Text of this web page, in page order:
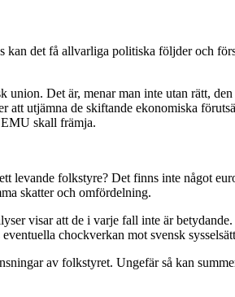
det få allvarliga politiska följder och
Det är, menar man inte utan rätt,
att utjämna de skiftande ekonomiska
EMU skall främja.
levande folkstyre? Det finns inte något
skatter och omfördelning.
visar att de i varje fall inte är
chockverkan mot svensk
av folkstyret. Ungefär så kan